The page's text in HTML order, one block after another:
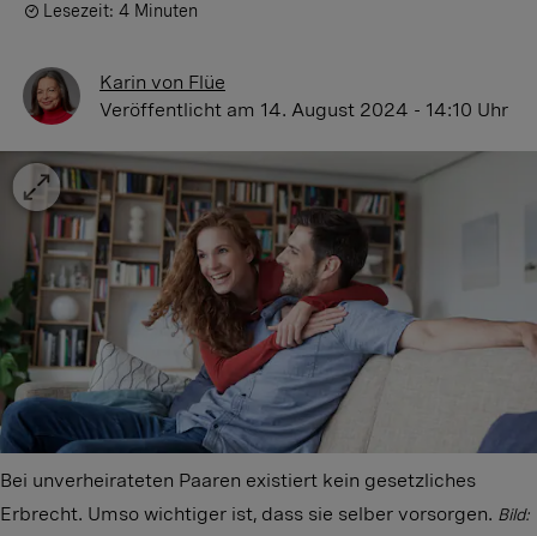
Lesezeit: 4 Minuten
Karin von Flüe
Veröffentlicht am 14. August 2024 - 14:10 Uhr
Bei unverheirateten Paaren existiert kein gesetzliches
Erbrecht. Umso wichtiger ist, dass sie selber vorsorgen. Bild: